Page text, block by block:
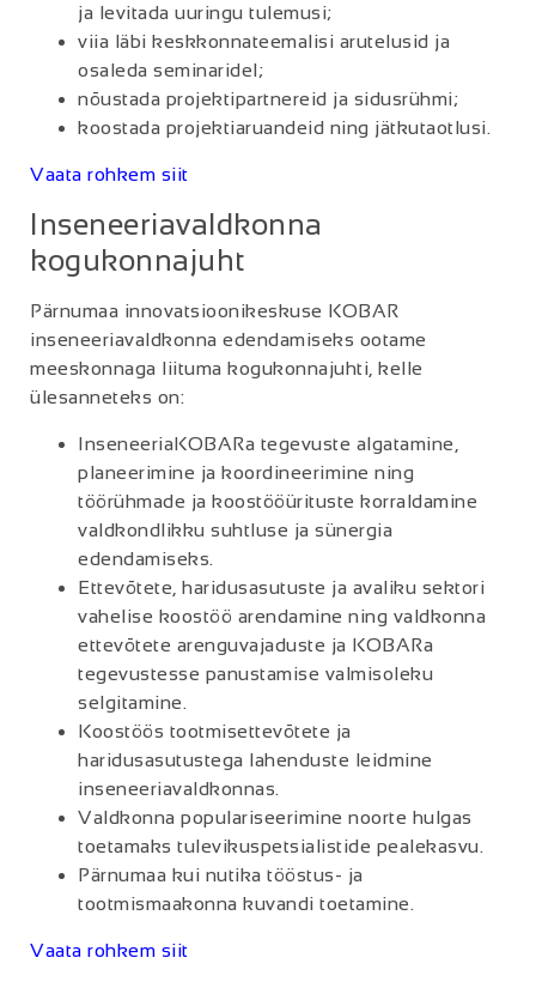
ja levitada uuringu tulemusi;
viia läbi keskkonnateemalisi arutelusid ja
osaleda seminaridel;
nõustada projektipartnereid ja sidusrühmi;
koostada projektiaruandeid ning jätkutaotlusi.
Vaata rohkem siit
Inseneeriavaldkonna
kogukonnajuht
Pärnumaa innovatsioonikeskuse KOBAR
inseneeriavaldkonna edendamiseks ootame
meeskonnaga liituma kogukonnajuhti, kelle
ülesanneteks on:
InseneeriaKOBARa tegevuste algatamine,
planeerimine ja koordineerimine ning
töörühmade ja koostööürituste korraldamine
valdkondlikku suhtluse ja sünergia
edendamiseks.
Ettevõtete, haridusasutuste ja avaliku sektori
vahelise koostöö arendamine ning valdkonna
ettevõtete arenguvajaduste ja KOBARa
tegevustesse panustamise valmisoleku
selgitamine.
Koostöös tootmisettevõtete ja
haridusasutustega lahenduste leidmine
inseneeriavaldkonnas.
Valdkonna populariseerimine noorte hulgas
toetamaks tulevikuspetsialistide pealekasvu.
Pärnumaa kui nutika tööstus- ja
tootmismaakonna kuvandi toetamine.
Vaata rohkem siit